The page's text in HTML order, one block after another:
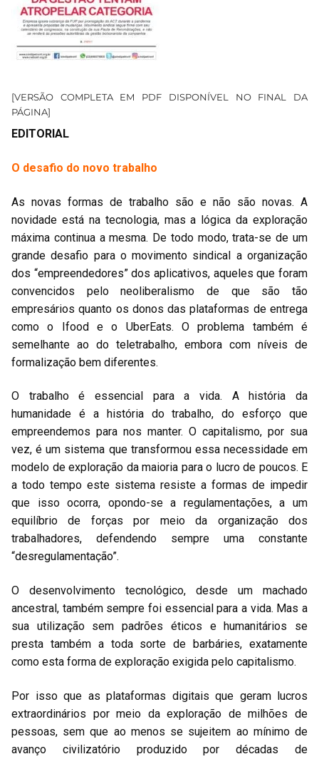
[VERSÃO COMPLETA EM PDF DISPONÍVEL NO FINAL DA
PÁGINA]
EDITORIAL
O desafio do novo trabalho
As novas formas de trabalho são e não são novas. A
novidade está na tecnologia, mas a lógica da exploração
máxima continua a mesma. De todo modo, trata-se de um
grande desafio para o movimento sindical a organização
dos “empreendedores” dos aplicativos, aqueles que foram
convencidos pelo neoliberalismo de que são tão
empresários quanto os donos das plataformas de entrega
como o Ifood e o UberEats. O problema também é
semelhante ao do teletrabalho, embora com níveis de
formalização bem diferentes.
O trabalho é essencial para a vida. A história da
humanidade é a história do trabalho, do esforço que
empreendemos para nos manter. O capitalismo, por sua
vez, é um sistema que transformou essa necessidade em
modelo de exploração da maioria para o lucro de poucos. E
a todo tempo este sistema resiste a formas de impedir
que isso ocorra, opondo-se a regulamentações, a um
equilíbrio de forças por meio da organização dos
trabalhadores, defendendo sempre uma constante
“desregulamentação”.
O desenvolvimento tecnológico, desde um machado
ancestral, também sempre foi essencial para a vida. Mas a
sua utilização sem padrões éticos e humanitários se
presta também a toda sorte de barbáries, exatamente
como esta forma de exploração exigida pelo capitalismo.
Por isso que as plataformas digitais que geram lucros
extraordinários por meio da exploração de milhões de
pessoas, sem que ao menos se sujeitem ao mínimo de
avanço civilizatório produzido por décadas de